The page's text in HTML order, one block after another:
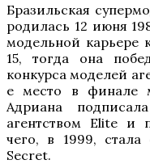
Бразильская
родилась 12 июня
модельной
15, тогда она
конкурса моделей
е место в финале
Адриана
агентством Elite и
чего, в 1999, стала
Secret.